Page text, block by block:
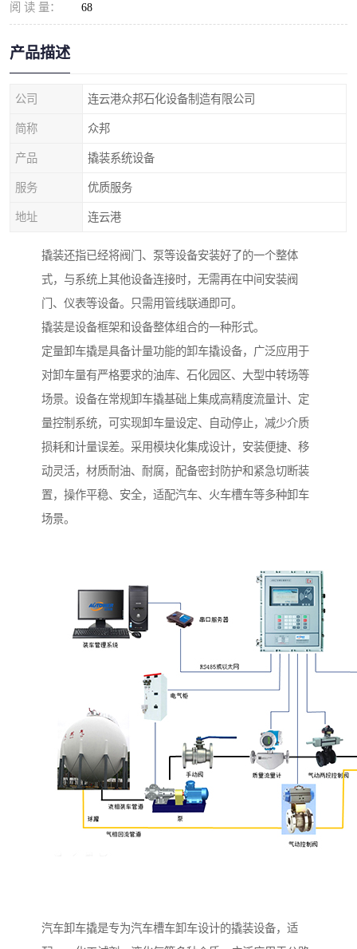
阅 读 量： 68
产品描述
公司 连云港众邦石化设备制造有限公司
简称 众邦
产品 撬装系统设备
服务 优质服务
地址 连云港
撬装还指已经将阀门、泵等设备安装好了的一个整体
式，与系统上其他设备连接时，无需再在中间安装阀
门、仪表等设备。只需用管线联通即可。
撬装是设备框架和设备整体组合的一种形式。
定量卸车撬是具备计量功能的卸车撬设备，广泛应用于
对卸车量有严格要求的油库、石化园区、大型中转场等
场景。设备在常规卸车撬基础上集成高精度流量计、定
量控制系统，可实现卸车量设定、自动停止，减少介质
损耗和计量误差。采用模块化集成设计，安装便捷、移
动灵活，材质耐油、耐腐，配备密封防护和紧急切断装
置，操作平稳、安全，适配汽车、火车槽车等多种卸车
场景。
汽车卸车撬是专为汽车槽车卸车设计的撬装设备，适